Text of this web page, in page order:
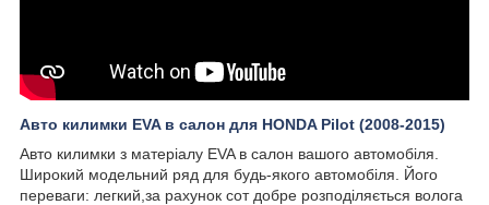
Авто килимки EVA в салон для HONDA Pilot (2008-2015)
Авто килимки з матеріалу EVA в салон вашого автомобіля.
Широкий модельний ряд для будь-якого автомобіля. Його
переваги: легкий,за рахунок сот добре розподіляється волога